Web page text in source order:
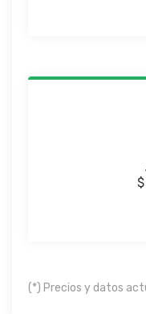
$
(*) Precios y datos